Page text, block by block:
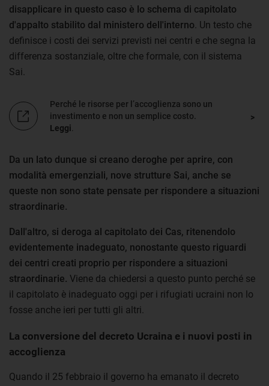
disapplicare in questo caso è lo schema di capitolato
d'appalto stabilito dal ministero dell'interno. Un testo che
definisce i costi dei servizi previsti nei centri e che segna la
differenza sostanziale, oltre che formale, con il sistema
Sai.
Perché le risorse per l’accoglienza sono un
investimento e non un semplice costo.
Leggi
Da un lato dunque si creano deroghe per aprire, con
modalità emergenziali, nove strutture Sai, anche se
queste non sono state pensate per rispondere a situazioni
straordinarie.
Dall'altro, si deroga al capitolato dei Cas, ritenendolo
evidentemente inadeguato, nonostante questo riguardi
dei centri creati proprio per rispondere a situazioni
straordinarie. Viene da chiedersi a questo punto perché se
il capitolato è inadeguato oggi per i rifugiati ucraini non lo
fosse anche ieri per tutti gli altri.
La conversione del decreto Ucraina e i nuovi posti in
accoglienza
Quando il 25 febbraio il governo ha emanato il decreto